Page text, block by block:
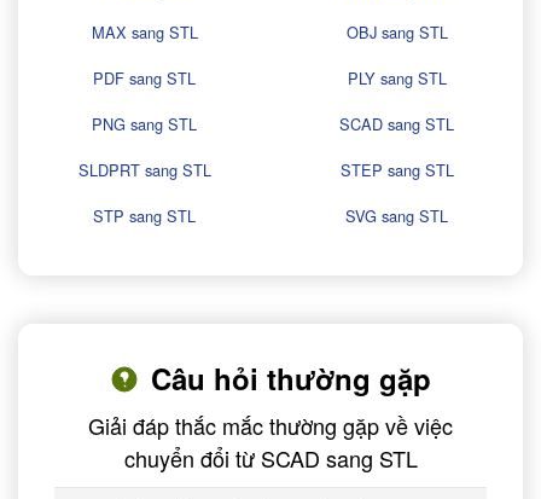
MAX sang STL
OBJ sang STL
PDF sang STL
PLY sang STL
PNG sang STL
SCAD sang STL
SLDPRT sang STL
STEP sang STL
STP sang STL
SVG sang STL
Câu hỏi thường gặp
Giải đáp thắc mắc thường gặp về việc
chuyển đổi từ SCAD sang STL